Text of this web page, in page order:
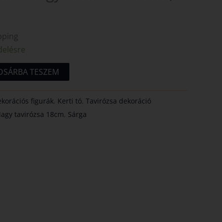
TESZEM
figurák, Kerti tó,Tavirózsa dekoráció
tavirózsa 18cm, Sárga